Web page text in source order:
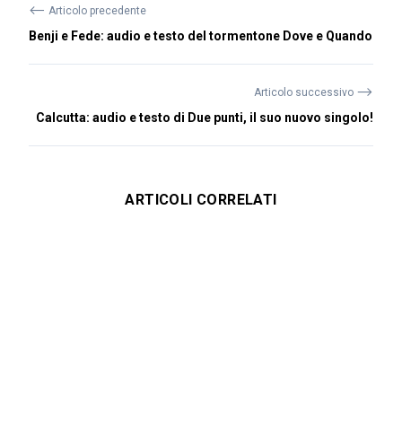
⟵ Articolo precedente
Benji e Fede: audio e testo del tormentone Dove e Quando
Articolo successivo ⟶
Calcutta: audio e testo di Due punti, il suo nuovo singolo!
ARTICOLI CORRELATI